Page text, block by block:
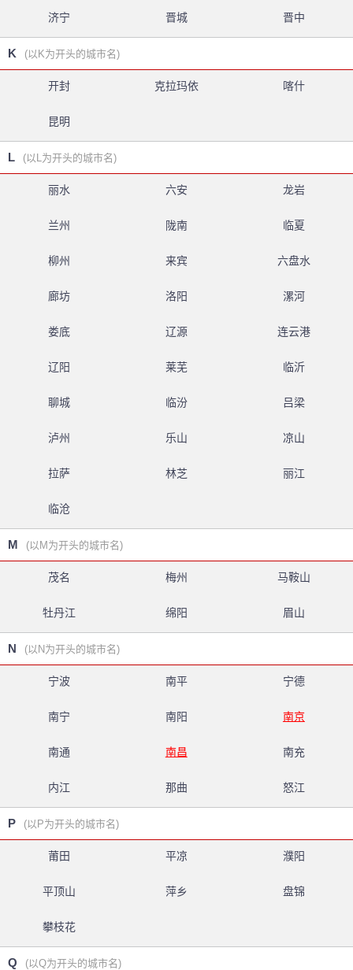
济宁 晋城 晋中
K (以K为开头的城市名)
开封 克拉玛依 喀什
昆明
L (以L为开头的城市名)
丽水 六安 龙岩
兰州 陇南 临夏
柳州 来宾 六盘水
廊坊 洛阳 漯河
娄底 辽源 连云港
辽阳 莱芜 临沂
聊城 临汾 吕梁
泸州 乐山 凉山
拉萨 林芝 丽江
临沧
M (以M为开头的城市名)
茂名 梅州 马鞍山
牡丹江 绵阳 眉山
N (以N为开头的城市名)
宁波 南平 宁德
南宁 南阳 南京
南通 南昌 南充
内江 那曲 怒江
P (以P为开头的城市名)
莆田 平凉 濮阳
平顶山 萍乡 盘锦
攀枝花
Q (以Q为开头的城市名)